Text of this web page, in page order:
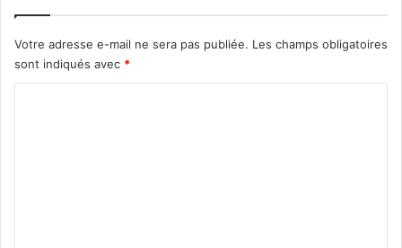
Votre adresse e-mail ne sera pas publiée. Les champs obligatoires
sont indiqués avec *